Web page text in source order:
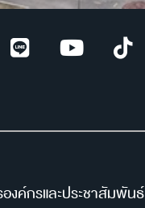
งค์กรและประชาสัมพันธ์